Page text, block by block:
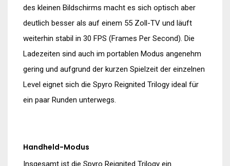
des kleinen Bildschirms macht es sich optisch aber
deutlich besser als auf einem 55 Zoll-TV und läuft
weiterhin stabil in 30 FPS (Frames Per Second). Die
Ladezeiten sind auch im portablen Modus angenehm
gering und aufgrund der kurzen Spielzeit der einzelnen
Level eignet sich die Spyro Reignited Trilogy ideal für
ein paar Runden unterwegs.
Handheld-Modus
Insgesamt ist die Spyro Reignited Trilogy ein